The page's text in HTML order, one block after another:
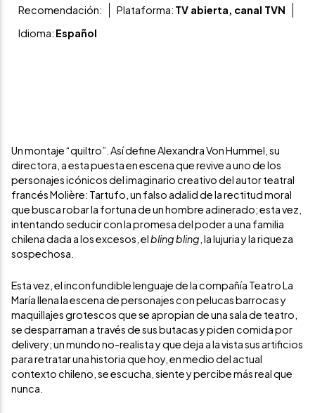
Recomendación:
Plataforma: TV abierta, canal TVN
Idioma: Español
Un montaje “quiltro”. Así define Alexandra Von Hummel, su
directora, a esta puesta en escena que revive a uno de los
personajes icónicos del imaginario creativo del autor teatral
francés Molière: Tartufo, un falso adalid de la rectitud moral
que busca robar la fortuna de un hombre adinerado; esta vez,
intentando seducir con la promesa del poder a una familia
chilena dada a los excesos, elblingbling , la lujuria y la riqueza
sospechosa.
Esta vez, el inconfundible lenguaje de la compañía Teatro La
María llena la escena de personajes con pelucas barrocas y
maquillajes grotescos que se apropian de una sala de teatro,
se desparraman a través de sus butacas y piden comida por
delivery; un mundo no-realista y que deja a la vista sus artificios
para retratar una historia que hoy, en medio del actual
contexto chileno, se escucha, siente y percibe más real que
nunca.